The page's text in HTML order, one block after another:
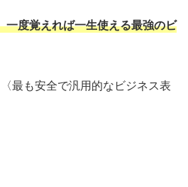
一度覚えれば一生使える最強のビ
〈最も安全で汎用的なビジネス表